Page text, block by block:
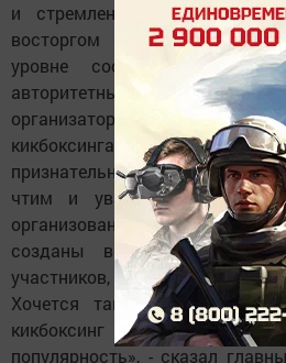
и стремление к победе. А
восторгом наблюдали за
уровне состязаний
авторитетных судей.
организаторов этих
кикбоксинга Татарстана
признательности ветеранам
чтим и уважаем их. Что
организованы они на самом
созданы все условия. Что
участников, то я назвал бы
Хочется также отметить,
кикбоксинг приобрёл в
популярность», - сказал